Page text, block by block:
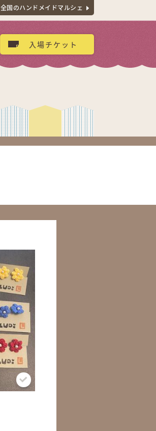
全国のハンドメイドマルシェ
入場チケット